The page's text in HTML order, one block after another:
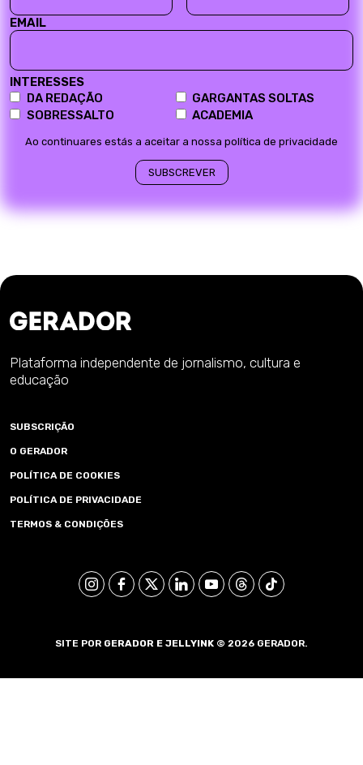
EMAIL
INTERESSES
DA REDAÇÃO
SOBRESSALTO
GARGANTAS SOLTAS
ACADEMIA
Ao continuares estás a aceitar a nossa política de privacidade
Plataforma independente de jornalismo, cultura e
educação
SUBSCRIÇÃO
O GERADOR
POLÍTICA DE COOKIES
POLÍTICA DE PRIVACIDADE
TERMOS & CONDIÇÕES
SITE POR GERADOR E JELLYINK © 2026 GERADOR.